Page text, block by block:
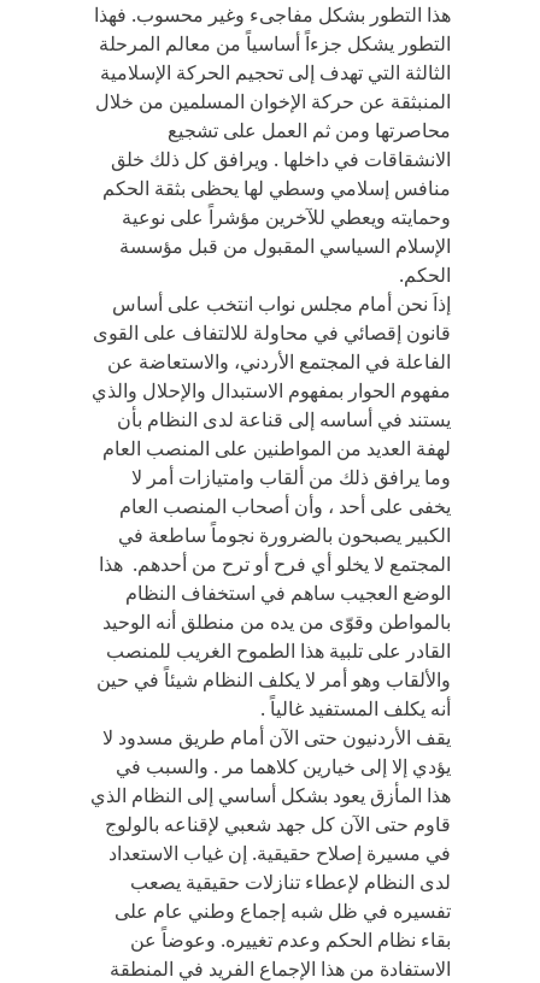
هذا التطور بشكل مفاجىء وغير محسوب. فهذا
التطور يشكل جزءاً أساسياً من معالم المرحلة
الثالثة التي تهدف إلى تحجيم الحركة الإسلامية
المنبثقة عن حركة الإخوان المسلمين من خلال
محاصرتها ومن ثم العمل على تشجيع
الانشقاقات في داخلها . ويرافق كل ذلك خلق
منافس إسلامي وسطي لها يحظى بثقة الحكم
وحمايته ويعطي للآخرين مؤشراً على نوعية
الإسلام السياسي المقبول من قبل مؤسسة
الحكم.
إذاَ نحن أمام مجلس نواب انتخب على أساس
قانون إقصائي في محاولة للالتفاف على القوى
الفاعلة في المجتمع الأردني، والاستعاضة عن
مفهوم الحوار بمفهوم الاستبدال والإحلال والذي
يستند في أساسه إلى قناعة لدى النظام بأن
لهفة العديد من المواطنين على المنصب العام
وما يرافق ذلك من ألقاب وامتيازات أمر لا
يخفى على أحد ، وأن أصحاب المنصب العام
الكبير يصبحون بالضرورة نجوماً ساطعة في
المجتمع لا يخلو أي فرح أو ترح من أحدهم. هذا
الوضع العجيب ساهم في استخفاف النظام
بالمواطن وقوّى من يده من منطلق أنه الوحيد
القادر على تلبية هذا الطموح الغريب للمنصب
والألقاب وهو أمر لا يكلف النظام شيئاً في حين
أنه يكلف المستفيد غالياً .
يقف الأردنيون حتى الآن أمام طريق مسدود لا
يؤدي إلا إلى خيارين كلاهما مر . والسبب في
هذا المأزق يعود بشكل أساسي إلى النظام الذي
قاوم حتى الآن كل جهد شعبي لإقناعه بالولوج
في مسيرة إصلاح حقيقية. إن غياب الاستعداد
لدى النظام لإعطاء تنازلات حقيقية يصعب
تفسيره في ظل شبه إجماع وطني عام على
بقاء نظام الحكم وعدم تغييره. وعوضاً عن
الاستفادة من هذا الإجماع الفريد في المنطقة